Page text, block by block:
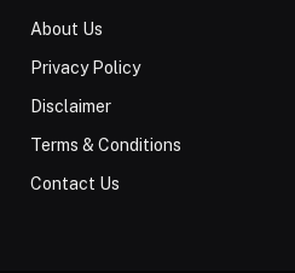
About Us
Privacy Policy
Disclaimer
Terms & Conditions
Contact Us